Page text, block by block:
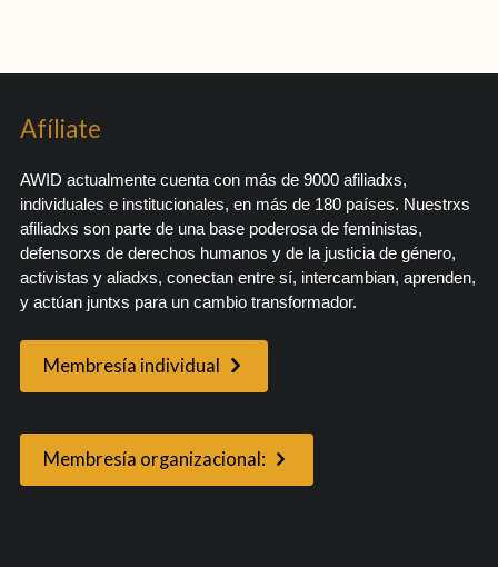
Afíliate
AWID actualmente cuenta con más de 9000 afiliadxs,
individuales e institucionales, en más de 180 países. Nuestrxs
afiliadxs son parte de una base poderosa de feministas,
defensorxs de derechos humanos y de la justicia de género,
activistas y aliadxs, conectan entre sí, intercambian, aprenden,
y actúan juntxs para un cambio transformador.
Membresía individual
Membresía organizacional: